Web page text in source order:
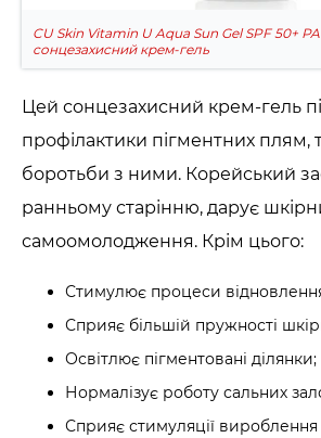
CU Skin Vitamin U Aqua Sun Gel SPF 50+
сонцезахисний крем-гель
Цей сонцезахисний крем-гель
профілактики пігментних плям,
боротьби з ними. Корейський
ранньому старінню, дарує
самоомолодження. Крім цього:
Стимулює процеси
Сприяє більшій пружності
Освітлює пігментовані ділянки;
Нормалізує роботу сальних
Сприяє стимуляції вироблення